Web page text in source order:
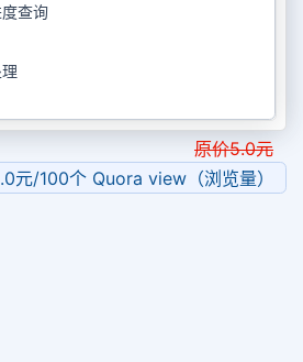
查询
原价5.0元
元/100个 Quora view（浏览量）